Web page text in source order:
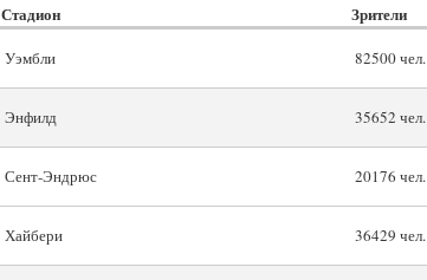
Стадион Зрители
Уэмбли 82500 чел.
Энфилд 35652 чел.
Сент-Эндрюс 20176 чел.
Хайбери 36429 чел.